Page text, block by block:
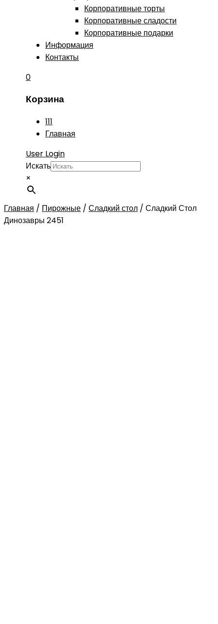
Корпоративные торты
Корпоративные сладости
Корпоративные подарки
Информация
Контакты
0
Корзина
111
Главная
User Login
Искать
×
Главная / Пирожные / Сладкий стол / Сладкий Стол
Динозавры 2451